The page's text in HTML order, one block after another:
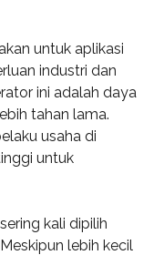
untuk aplikasi
industri dan
ini adalah daya
tahan lama.
usaha di
untuk
kali dipilih
lebih kecil